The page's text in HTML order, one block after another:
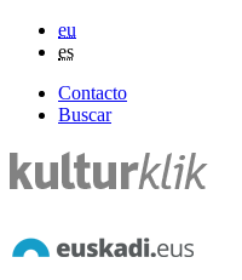
eu
es
Contacto
Buscar